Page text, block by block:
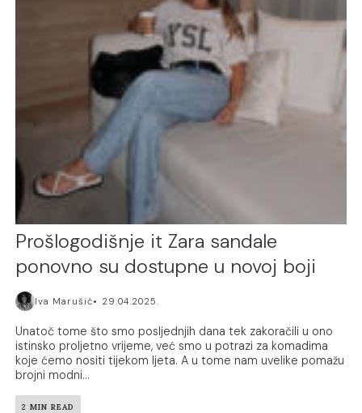
Prošlogodišnje it Zara sandale
ponovno su dostupne u novoj boji
Iva Marušić 29.04.2025.
Unatoč tome što smo posljednjih dana tek zakoračili u ono
istinsko proljetno vrijeme, već smo u potrazi za komadima
koje ćemo nositi tijekom ljeta. A u tome nam uvelike pomažu
brojni modni...
2 MIN READ